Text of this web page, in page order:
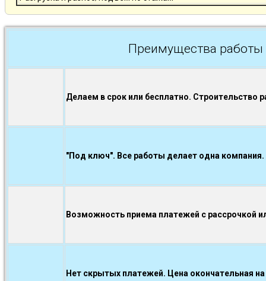
Преимущества
Делаем в срок или бесплатно. Строительство
"Под ключ". Все работы делает одна компания.
Возможность приема платежей с рассрочкой
Нет скрытых платежей. Цена окончательная